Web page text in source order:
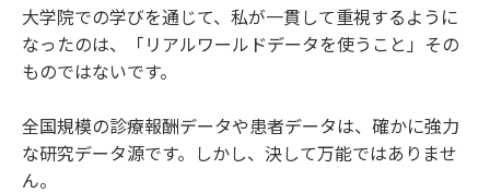
大学院での学びを通じて、私が一貫して重視するように
なったのは、「リアルワールドデータを使うこと」その
ものではないです。
全国規模の診療報酬データや患者データは、確かに強力
な研究データ源です。しかし、決して万能ではありませ
ん。